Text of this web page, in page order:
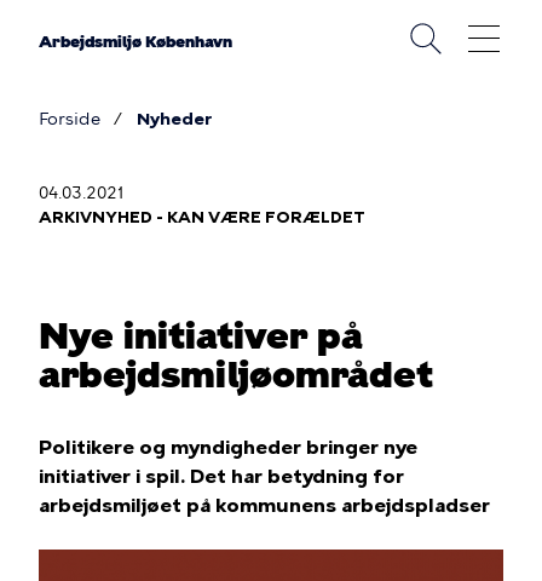
Arbejdsmiljø København
Forside Nyheder
04.03.2021
ARKIVNYHED - KAN VÆRE FORÆLDET
Nye initiativer på
arbejdsmiljøområdet
Politikere og myndigheder bringer nye
initiativer i spil. Det har betydning for
arbejdsmiljøet på kommunens arbejdspladser